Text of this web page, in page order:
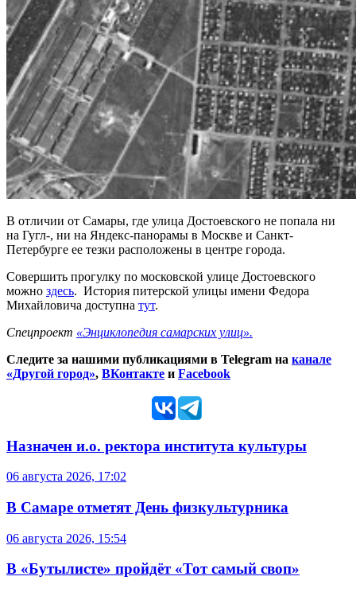
В отличии от Самары, где улица Достоевского не попала ни
на Гугл-, ни на Яндекс-панорамы в Москве и Санкт-
Петербурге ее тезки расположены в центре города.
Совершить прогулку по московской улице Достоевского
можно здесь. История питерской улицы имени Федора
Михайловича доступна тут.
Спецпроект «Энциклопедия самарских улиц».
Следите за нашими публикациями в Telegram на канале
«Другой город», ВКонтакте и Facebook
Назначен и.о. ректора института культуры
06 августа 2026, 17:02
В Самаре отметят День физкультурника
06 августа 2026, 15:54
В «Бутылисте» пройдёт «Тот самый своп»